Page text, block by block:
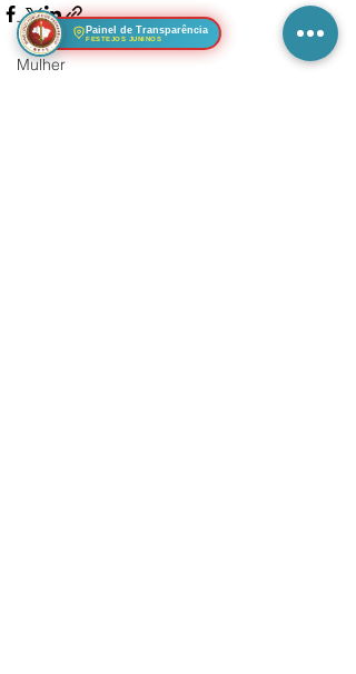
Teatro, Cinema & TV
Mulher
Painel de Transparência
FESTEJOS JUNINOS